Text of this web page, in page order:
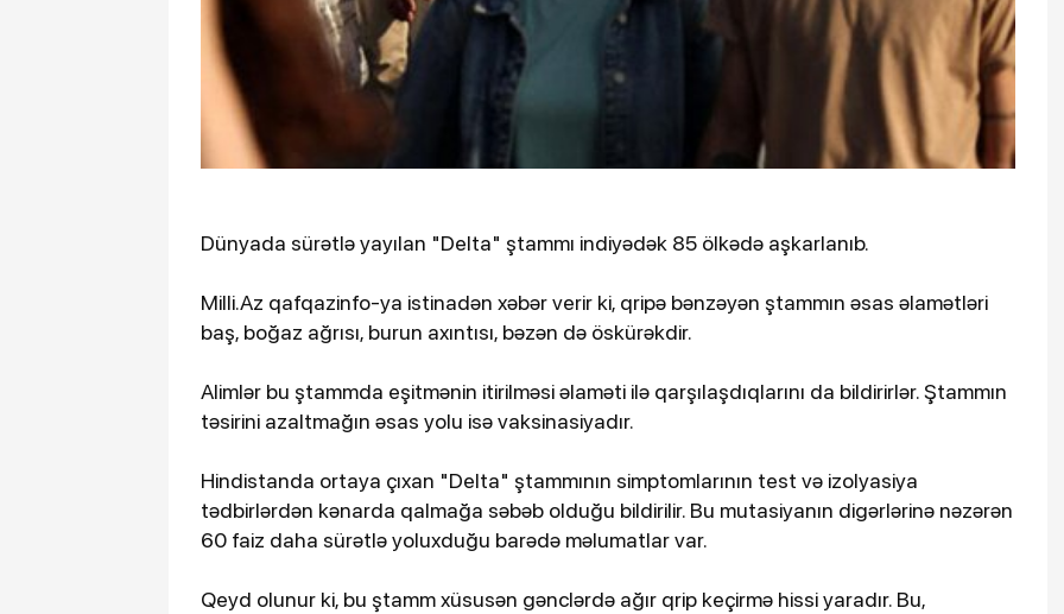
Dünyada sürətlə yayılan "Delta" ştammı indiyədək 85 ölkədə aşkarlanıb.
Milli.Az qafqazinfo-ya istinadən xəbər verir ki, qripə bənzəyən ştammın əsas əlamətləri
baş, boğaz ağrısı, burun axıntısı, bəzən də öskürəkdir.
Alimlər bu ştammda eşitmənin itirilməsi əlaməti ilə qarşılaşdıqlarını da bildirirlər. Ştammın
təsirini azaltmağın əsas yolu isə vaksinasiyadır.
Hindistanda ortaya çıxan "Delta" ştammının simptomlarının test və izolyasiya
tədbirlərdən kənarda qalmağa səbəb olduğu bildirilir. Bu mutasiyanın digərlərinə nəzərən
60 faiz daha sürətlə yoluxduğu barədə məlumatlar var.
Qeyd olunur ki, bu ştamm xüsusən gənclərdə ağır qrip keçirmə hissi yaradır. Bu,